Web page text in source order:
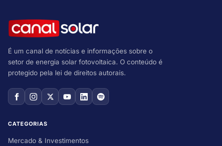
É um canal de notícias e informações sobre o
setor de energia solar fotovoltaica. O conteúdo é
protegido pela lei de direitos autorais.
CATEGORIAS
Mercado & Investimentos